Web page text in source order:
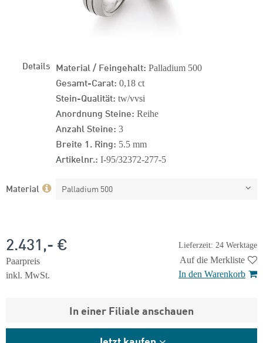
Details Material / Feingehalt: Palladium 500
Gesamt-Carat: 0,18 ct
Stein-Qualität: tw/vvsi
Anordnung Steine: Reihe
Anzahl Steine: 3
Breite 1. Ring: 5.5 mm
Artikelnr.: I-95/32372-277-5
Material Palladium 500
Lieferzeit: 24 Werktage
2.431,- €
Paarpreis
inkl. MwSt.
Auf die Merkliste
In den Warenkorb
In einer Filiale anschauen